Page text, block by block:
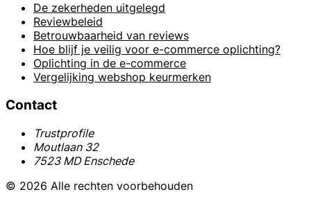
De zekerheden uitgelegd
Reviewbeleid
Betrouwbaarheid van reviews
Hoe blijf je veilig voor e-commerce oplichting?
Oplichting in de e-commerce
Vergelijking webshop keurmerken
Contact
Trustprofile
Moutlaan 32
7523 MD Enschede
© 2026 Alle rechten voorbehouden